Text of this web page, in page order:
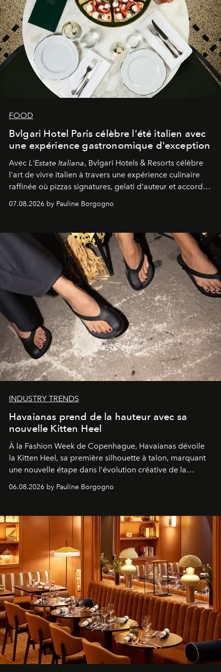
FOOD
Bvlgari Hotel Paris célèbre l'été italien avec
une expérience gastronomique d'exception
Avec L'Estate Italiana, Bvlgari Hotels & Resorts célèbre
l'art de vivre italien à travers une expérience culinaire
raffinée où pizzas signatures, gelati d'auteur et accords
d'exception composent un véritable voyage sensoriel.
07.08.2026 by Pauline Borgogno
INDUSTRY TRENDS
Havaianas prend de la hauteur avec sa
nouvelle Kitten Heel
À la Fashion Week de Copenhague, Havaianas dévoile
la Kitten Heel, sa première silhouette à talon, marquant
une nouvelle étape dans l'évolution créative de la
06.08.2026 by Pauline Borgogno